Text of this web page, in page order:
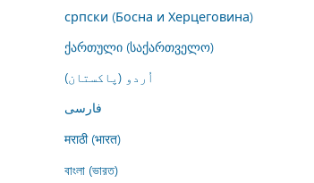
српски (Босна и Херцеговина)
ქართული (საქართველო)
اُردو (پاکستان)
فارسى
मराठी (भारत)
বাংলা (ভারত)